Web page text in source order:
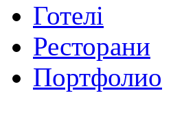
Готелі
Ресторани
Портфолио